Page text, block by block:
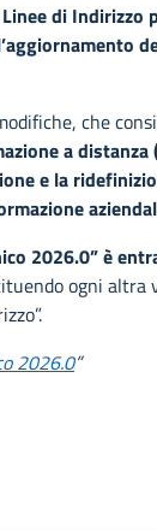
di Indirizzo
che
a distanza
e la
2026.0” è
ogni altra
2026.0”